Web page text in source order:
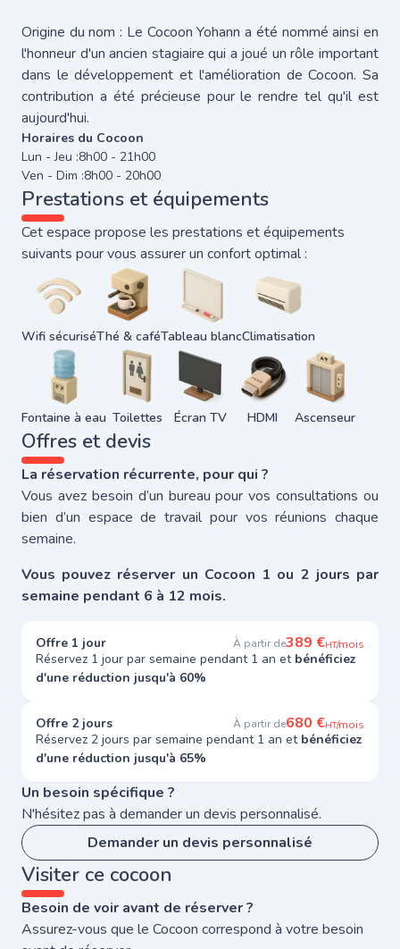
Origine du nom : Le Cocoon Yohann a été nommé ainsi en
l'honneur d'un ancien stagiaire qui a joué un rôle important
dans le développement et l'amélioration de Cocoon. Sa
contribution a été précieuse pour le rendre tel qu'il est
aujourd'hui.
Horaires du Cocoon
Lun - Jeu :8h00 - 21h00
Ven - Dim :8h00 - 20h00
Prestations et équipements
Cet espace propose les prestations et équipements
suivants pour vous assurer un confort optimal :
Wifi sécuriséThé & caféTableau blancClimatisation
Fontaine à eau Toilettes Écran TV HDMI Ascenseur
Offres et devis
La réservation récurrente, pour qui ?
Vous avez besoin d’un bureau pour vos consultations ou
bien d’un espace de travail pour vos réunions chaque
semaine.
Vous pouvez réserver un Cocoon 1 ou 2 jours par
semaine pendant 6 à 12 mois.
Offre 1 jour À partir de389 €HT/mois
Réservez 1 jour par semaine pendant 1 an et bénéficiez
d'une réduction jusqu'à 60%
Offre 2 jours À partir de680 €HT/mois
Réservez 2 jours par semaine pendant 1 an et bénéficiez
d'une réduction jusqu'à 65%
Un besoin spécifique ?
N'hésitez pas à demander un devis personnalisé.
Demander un devis personnalisé
Visiter ce cocoon
Besoin de voir avant de réserver ?
Assurez-vous que le Cocoon correspond à votre besoin